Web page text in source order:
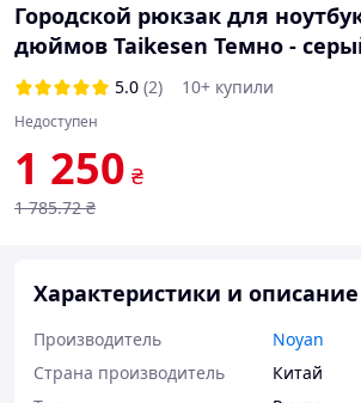
Городской рюкзак для
дюймов Taikesen Темно -
5.0 (2) 10+ купили
Недоступен
1 250 ₴
1 785.72 ₴
Характеристики и описание
Производитель
Noyan
Страна производитель
Китай